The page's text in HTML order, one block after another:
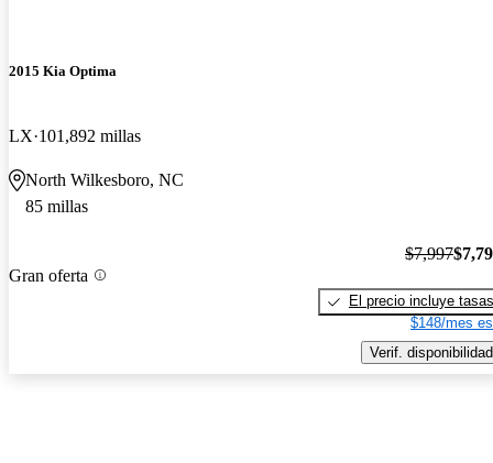
2015 Kia Optima
LX 101,892 millas
North Wilkesboro, NC
85 millas
Gran oferta
$7,997
El precio incluye tasas
$148/mes
Verif. disponibilidad